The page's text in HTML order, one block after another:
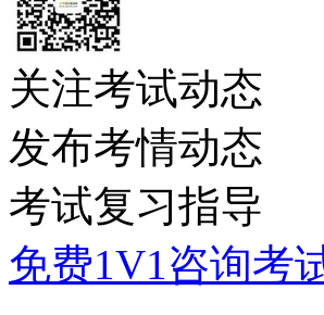
关注考试动态
发布考情动态
考试复习指导
免费1V1咨询考